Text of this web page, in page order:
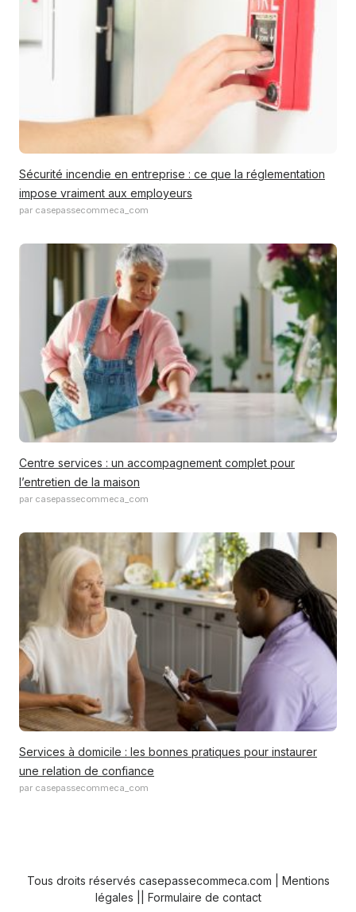
Sécurité incendie en entreprise : ce que la réglementation
impose vraiment aux employeurs
par casepassecommeca_com
Centre services : un accompagnement complet pour
l’entretien de la maison
par casepassecommeca_com
Services à domicile : les bonnes pratiques pour instaurer
une relation de confiance
par casepassecommeca_com
Tous droits réservés casepassecommeca.com | Mentions
légales
Formulaire de contact